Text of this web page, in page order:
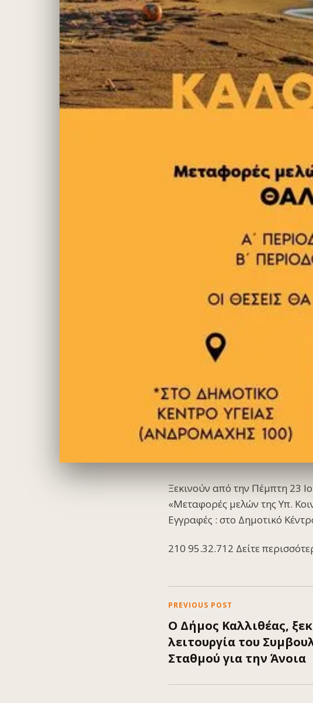
Ξεκινούν από την Πέμπτη 23
«Μεταφορές μελών της Υπ.
Εγγραφές : στο Δημοτικό
210 95.32.712 Δείτε
PREVIOUS POST
Ο Δήμος Καλλιθέας,
λειτουργία του
Σταθμού για την Άνοια